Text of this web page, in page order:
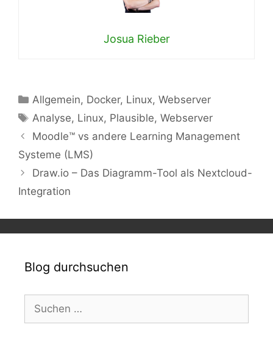
Josua Rieber
Kategorien
Allgemein, Docker, Linux,Webserver
Schlagwörter
Analyse, Linux, Plausible,Webserver
Moodle™ vs andere Learning Management
Systeme (LMS)
Draw.io – Das Diagramm-Tool als Nextcloud-
Integration
Blog durchsuchen
nach: